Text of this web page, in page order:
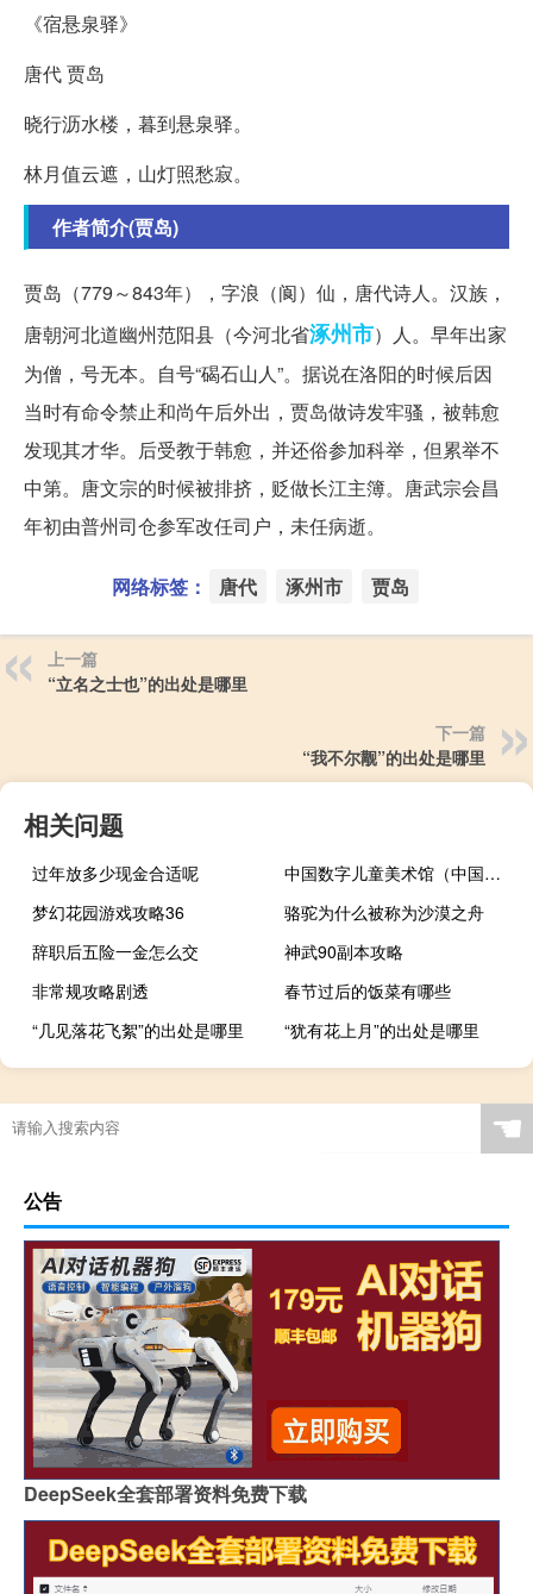
《宿悬泉驿》
唐代 贾岛
晓行沥水楼，暮到悬泉驿。
林月值云遮，山灯照愁寂。
作者简介(贾岛)
贾岛（779～843年），字浪（阆）仙，唐代诗人。汉族，
唐朝河北道幽州范阳县（今河北省涿州市）人。早年出家
为僧，号无本。自号“碣石山人”。据说在洛阳的时候后因
当时有命令禁止和尚午后外出，贾岛做诗发牢骚，被韩愈
发现其才华。后受教于韩愈，并还俗参加科举，但累举不
中第。唐文宗的时候被排挤，贬做长江主簿。唐武宗会昌
年初由普州司仓参军改任司户，未任病逝。
网络标签： 唐代 涿州市 贾岛
上一篇
“立名之士也”的出处是哪里
下一篇
“我不尔觏”的出处是哪里
相关问题
过年放多少现金合适呢
中国数字儿童美术馆（中国少儿数字图书馆）
梦幻花园游戏攻略36
骆驼为什么被称为沙漠之舟
辞职后五险一金怎么交
神武90副本攻略
非常规攻略剧透
春节过后的饭菜有哪些
“几见落花飞絮”的出处是哪里
“犹有花上月”的出处是哪里
☚
公告
DeepSeek全套部署资料免费下载